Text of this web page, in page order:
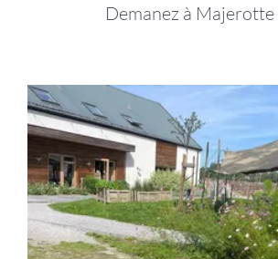
Demanez à Majerotte